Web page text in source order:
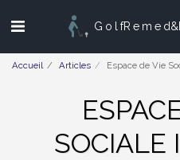
Golf Remed
Accueil Articles Espace de Vie
SOCIALE